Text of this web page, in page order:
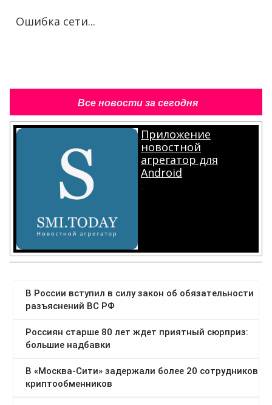
Ошибка сети...
Все новости за сегодня
Приложение
новостной
агрегатор для
Android
.